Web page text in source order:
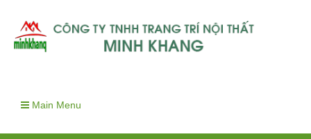
Main Menu